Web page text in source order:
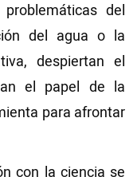
del
del agua o la
despiertan el
el papel de la
para afrontar
con la ciencia se